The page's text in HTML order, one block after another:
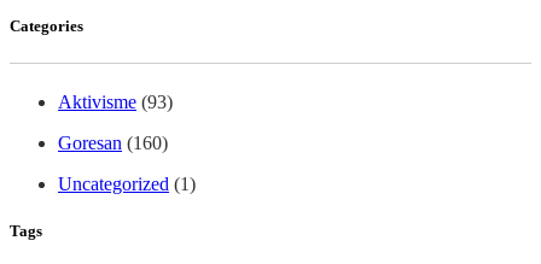
Categories
Aktivisme (93)
Goresan (160)
Uncategorized (1)
Tags